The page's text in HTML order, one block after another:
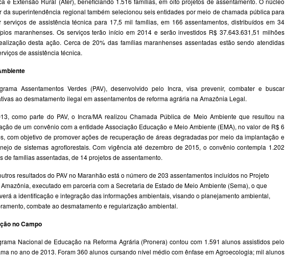
da superintendência regional também selecionou seis entidades por meio de chamada pública para
serviços de assistência técnica para 17,5 mil famílias, em 166 assentamentos, distribuídos em 34
maranhenses. Os serviços terão início em 2014 e serão investidos R$ 37.643.631,51 milhões
desta ação. Cerca de 20% das famílias maranhenses assentadas estão sendo atendidas
de assistência técnica.
Assentamentos Verdes (PAV), desenvolvido pelo Incra, visa prevenir, combater e buscar
ao desmatamento ilegal em assentamentos de reforma agrária na Amazônia Legal.
como parte do PAV, o Incra/MA realizou Chamada Pública de Meio Ambiente que resultou na
de um convênio com a entidade Associação Educação e Meio Ambiente (EMA), no valor de R$ 6
com objetivo de promover ações de recuperação de áreas degradadas por meio da implantação e
de sistemas agroflorestais. Com vigência até dezembro de 2015, o convênio contempla 1.202
de famílias assentadas, de 14 projetos de assentamento.
resultados do PAV no Maranhão está o número de 203 assentamentos incluídos no Projeto
executado em parceria com a Secretaria de Estado de Meio Ambiente (Sema), o que
a identificação e integração das informações ambientais, visando o planejamento ambiental,
combate ao desmatamento e regularização ambiental.
no Campo
Nacional de Educação na Reforma Agrária (Pronera) contou com 1.591 alunos assistidos pelo
no ano de 2013. Foram 360 alunos cursando nível médio com ênfase em Agroecologia; mil alunos